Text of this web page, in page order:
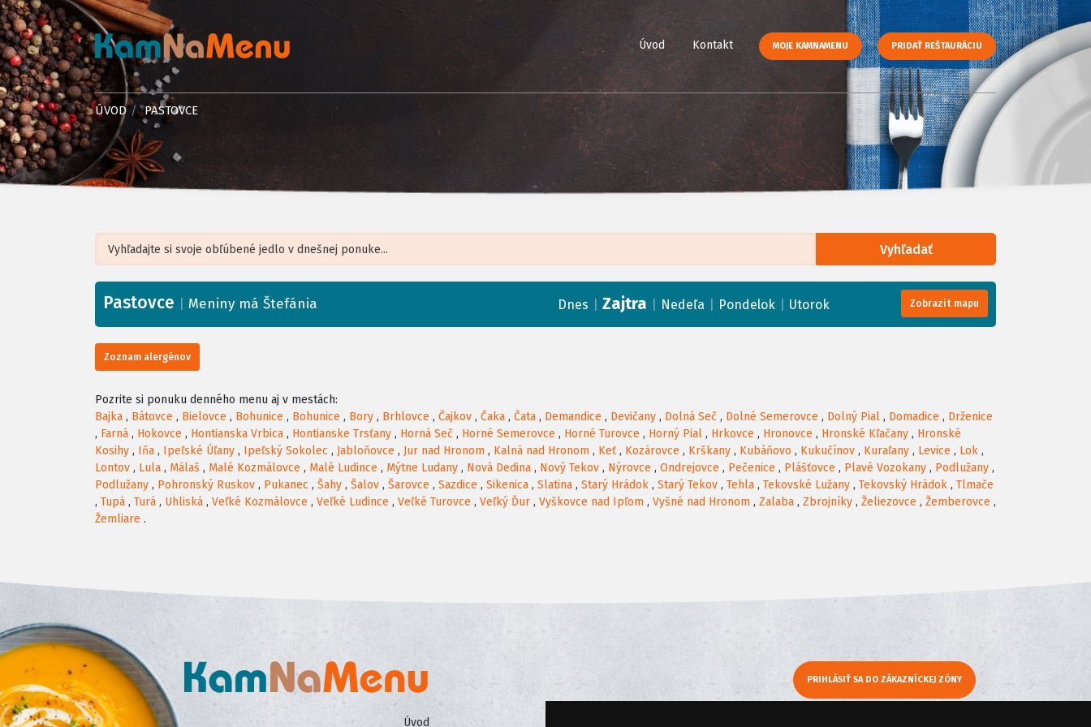
Úvod Kontakt MOJE KAMNAMENU PRIDAŤ REŠTAURÁCIU
ÚVOD PASTOVCE
Vyhľadať
+
−
Pastovce Meniny má Štefánia Dnes Zajtra Nedeľa Pondelok Utorok Zobrazit mapu
Zoznam alergénov
Pozrite si ponuku denného menu aj v mestách:
Bajka , Bátovce , Bielovce , Bohunice , Bohunice , Bory , Brhlovce , Čajkov , Čaka , Čata , Demandice , Devičany , Dolná Seč , Dolné Semerovce , Dolný Pial , Domadice , Drženice
, Farná , Hokovce , Hontianska Vrbica , Hontianske Trsťany , Horná Seč , Horné Semerovce , Horné Turovce , Horný Pial , Hrkovce , Hronovce , Hronské Kľačany , Hronské
Kosihy , Iňa , Ipeľské Úľany , Ipeľský Sokolec , Jabloňovce , Jur nad Hronom , Kalná nad Hronom , Keť , Kozárovce , Krškany , Kubáňovo , Kukučínov , Kuraľany , Levice , Lok ,
Lontov , Lula , Málaš , Malé Kozmálovce , Malé Ludince , Mýtne Ludany , Nová Dedina , Nový Tekov , Nýrovce , Ondrejovce , Pečenice , Plášťovce , Plavé Vozokany , Podlužany ,
Podlužany , Pohronský Ruskov , Pukanec , Šahy , Šalov , Šarovce , Sazdice , Sikenica , Slatina , Starý Hrádok , Starý Tekov , Tehla , Tekovské Lužany , Tekovský Hrádok , Tlmače
, Tupá , Turá , Uhliská , Veľké Kozmálovce , Veľké Ludince , Veľké Turovce , Veľký Ďur , Vyškovce nad Ipľom , Vyšné nad Hronom , Zalaba , Zbrojníky , Želiezovce , Žemberovce ,
Žemliare .
PRIHLÁSIŤ SA DO ZÁKAZNÍCKEJ ZÓNY
Úvod